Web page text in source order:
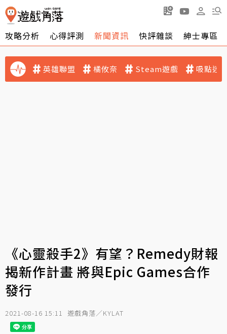
攻略分析 心得評測 新聞資訊 快評雜談 紳士專區
英雄聯盟 橘攸奈 Steam遊戲 吸點迷
《心靈殺手2》有望？Remedy財報
揭新作計畫 將與Epic Games合作
發行
2021-08-16 15:11 遊戲角落／KYLAT